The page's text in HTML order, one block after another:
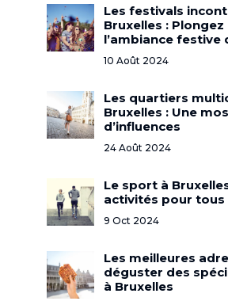
Les festivals
Bruxelles : Plongez
l’ambiance festive
10 Août 2024
Les quartiers
Bruxelles : Une
d’influences
24 Août 2024
Le sport à
activités pour tous
9 Oct 2024
Les meilleures
déguster des
à Bruxelles